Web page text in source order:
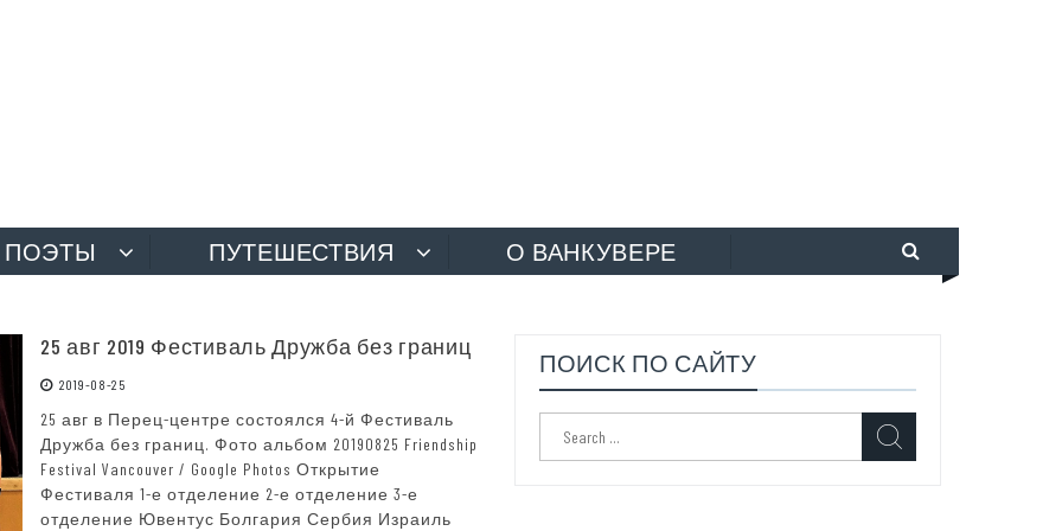
ПОЭТЫ ПУТЕШЕСТВИЯ О ВАНКУВЕРЕ
25 авг 2019 Фестиваль Дружба без границ
2019-08-25
25 авг в Перец-центре состоялся 4-й Фестиваль
Дружба без границ. Фото альбом 20190825 Friendship
Festival Vancouver / Google Photos Открытие
Фестиваля 1-е отделение 2-е отделение 3-е
отделение Ювентус Болгария Сербия Израиль
ПОИСК ПО САЙТУ